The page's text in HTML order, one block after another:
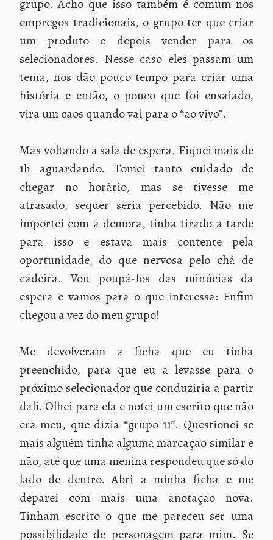
grupo. Acho que isso também é comum nos
empregos tradicionais, o grupo ter que criar
um produto e depois vender para os
selecionadores. Nesse caso eles passam um
tema, nos dão pouco tempo para criar uma
história e então, o pouco que foi ensaiado,
vira um caos quando vai para o “ao vivo”.
Mas voltando a sala de espera. Fiquei mais de
1h aguardando. Tomei tanto cuidado de
chegar no horário, mas se tivesse me
atrasado, sequer seria percebido. Não me
importei com a demora, tinha tirado a tarde
para isso e estava mais contente pela
oportunidade, do que nervosa pelo chá de
cadeira. Vou poupá-los das minúcias da
espera e vamos para o que interessa: Enfim
chegou a vez do meu grupo!
Me devolveram a ficha que eu tinha
preenchido, para que eu a levasse para o
próximo selecionador que conduziria a partir
dali. Olhei para ela e notei um escrito que não
era meu, que dizia “grupo 11”. Questionei se
mais alguém tinha alguma marcação similar e
não, até que uma menina respondeu que só do
lado de dentro. Abri a minha ficha e me
deparei com mais uma anotação nova.
Tinham escrito o que me pareceu ser uma
possibilidade de personagem para mim. Se